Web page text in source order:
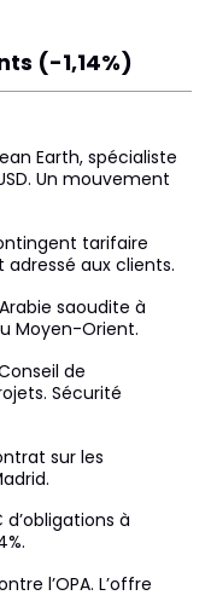
(-1,14%)
Earth, spécialiste
Un mouvement
tarifaire
aux clients.
saoudite à
Moyen-Orient.
de
Sécurité
sur les
à
l’OPA. L’offre